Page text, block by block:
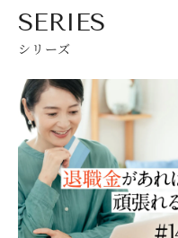
SERIES
シリーズ